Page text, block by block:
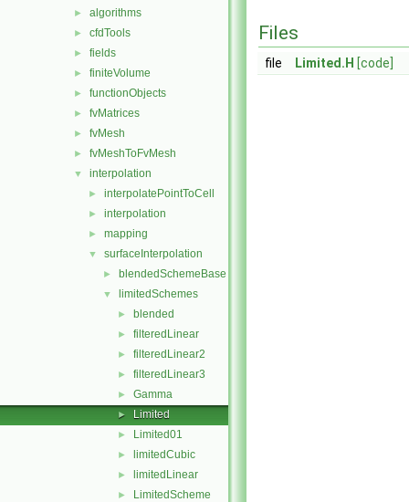
► algorithms
► cfdTools
► fields
► finiteVolume
► functionObjects
► fvMatrices
► fvMesh
► fvMeshToFvMesh
▼ interpolation
► interpolatePointToCell
► interpolation
► mapping
▼ surfaceInterpolation
► blendedSchemeBase
▼ limitedSchemes
► blended
► filteredLinear
► filteredLinear2
► filteredLinear3
► Gamma
► Limited
► Limited01
► limitedCubic
► limitedLinear
► LimitedScheme
Files
file Limited.H [code]